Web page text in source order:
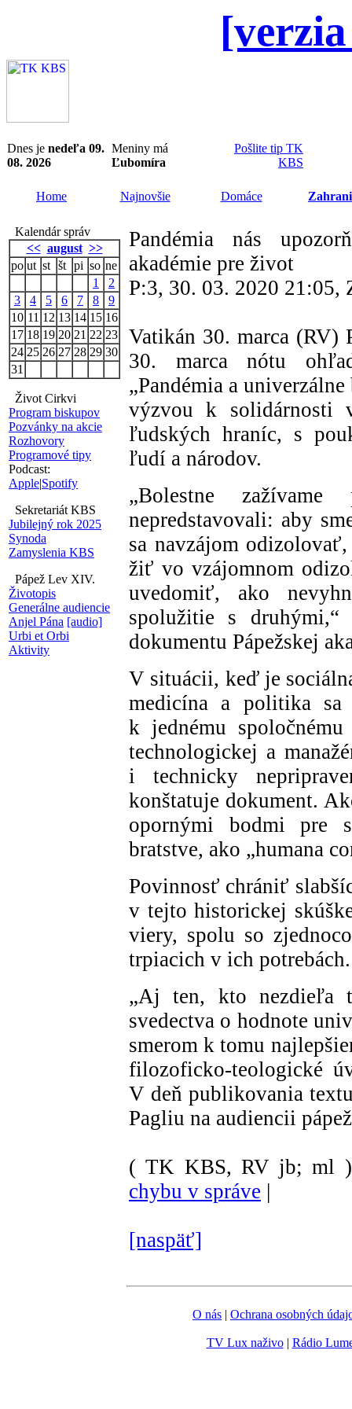
Dnes je nedeľa 09.
08. 2026
Meniny má
Ľubomíra
Pošlite tip TK
KBS
Home Najnovšie Domáce
Kalendár správ
<< august >>
po ut st št pi so ne
1
2
3
4 5 6 7 8
9
10 11 12 13 14 15 16
17 18 19 20 21 22 23
24 25 26 27 28 29 30
31
Život Cirkvi
Program biskupov
Pozvánky na akcie
Rozhovory
Programové tipy
Podcast:
Apple|Spotify
Sekretariát KBS
Jubilejný rok 2025
Synoda
Zamyslenia KBS
Pápež Lev XIV.
Životopis
Generálne audiencie
Anjel Pána [audio]
Urbi et Orbi
Aktivity
Pandémia nás
akadémie pre život
P:3, 30. 03. 2020 21:05,
Vatikán 30. marca (RV)
30. marca nótu
„Pandémia a
výzvou k solidárnosti
ľudských hraníc, s
ľudí a národov.
„Bolestne
nepredstavovali: aby
sa navzájom
žiť vo vzájomnom
uvedomiť, ako
spolužitie s druhými,“
dokumentu Pápežskej
V situácii, keď je
medicína a politika
k jednému
technologickej a
i technicky
konštatuje dokument.
opornými bodmi pre
bratstve, ako „humana
Povinnosť chrániť
v tejto historickej
viery, spolu so
trpiacich v ich potrebách.
„Aj ten, kto nezdieľa
svedectva o hodnote
smerom k tomu
filozoficko-teologické
V deň publikovania
Pagliu na audiencii
( TK KBS, RV jb; ml )
chybu v správe |
[naspäť]
O nás | Ochrana osobných
TV Lux naživo| Rádio